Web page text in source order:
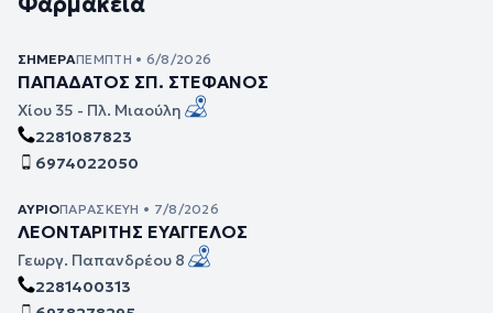
ΣΉΜΕΡΑΠΈΜΠΤΗ • 6/8/2026
ΠΑΠΑΔΑΤΟΣ ΣΠ. ΣΤΕΦΑΝΟΣ
Χίου 35 - Πλ. Μιαούλη
2281087823
6974022050
ΑΎΡΙΟΠΑΡΑΣΚΕΥΉ • 7/8/2026
ΛΕΟΝΤΑΡΙΤΗΣ ΕΥΑΓΓΕΛΟΣ
Γεωργ. Παπανδρέου 8
2281400313